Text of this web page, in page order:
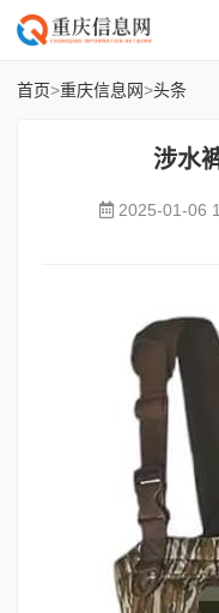
首页>重庆信息网>头条
涉水
2025-01-06